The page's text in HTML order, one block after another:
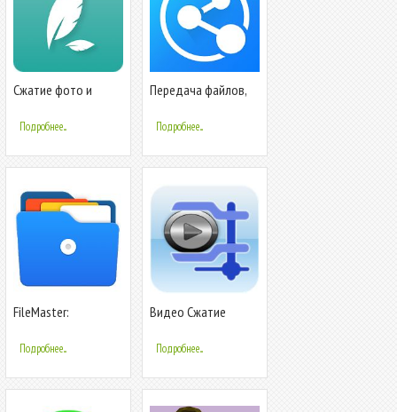
Сжатие фото и
Подробнее...
Передача файлов,
приложений -
InShare
Подробнее...
FileMaster:
передача и очистка
файлов
Подробнее...
Видео Сжатие
Подробнее...